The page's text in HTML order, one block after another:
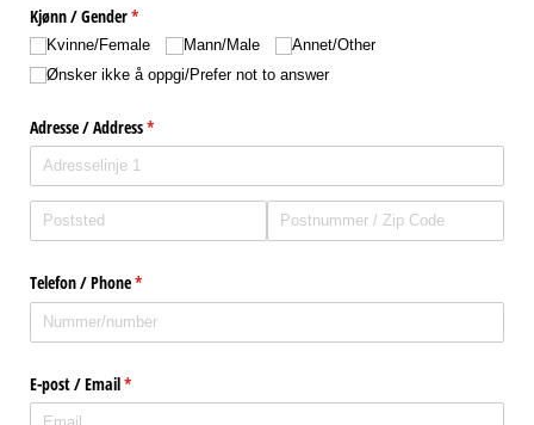
Kjønn /​ Gender*
(nødvendig)
Kvinne/​Female Mann/​Male
Annet/​Other
Ønsker ikke å oppgi/​Prefer not to answer
Adresse /​ Address*
(nødvendig)
Telefon /​ Phone*
(nødvendig)
E-post /​ Email*
(nødvendig)